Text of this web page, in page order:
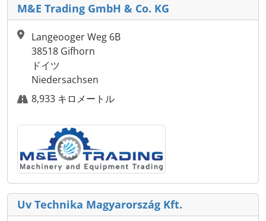
M&E Trading GmbH & Co. KG
Langeooger Weg 6B
38518 Gifhorn
ドイツ
Niedersachsen
8,933 キロメートル
Uv Technika Magyarország Kft.